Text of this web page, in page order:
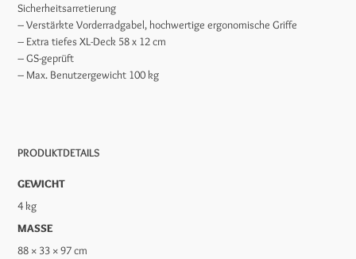
Sicherheitsarretierung
– Verstärkte Vorderradgabel, hochwertige ergonomische Griffe
– Extra tiefes XL-Deck 58 x 12 cm
– GS-geprüft
– Max. Benutzergewicht 100 kg
PRODUKTDETAILS
GEWICHT
4 kg
MASSE
88 × 33 × 97 cm